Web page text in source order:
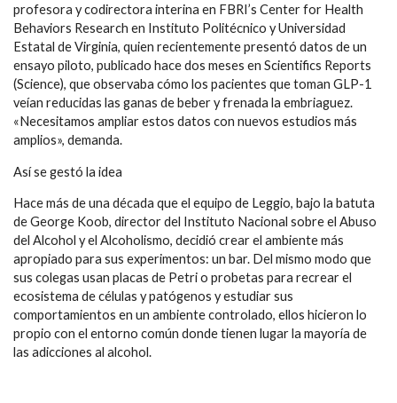
profesora y codirectora interina en FBRI’s Center for Health
Behaviors Research en Instituto Politécnico y Universidad
Estatal de Virginia, quien recientemente presentó datos de un
ensayo piloto, publicado hace dos meses en Scientifics Reports
(Science), que observaba cómo los pacientes que toman GLP-1
veían reducidas las ganas de beber y frenada la embriaguez.
«Necesitamos ampliar estos datos con nuevos estudios más
amplios», demanda.
Así se gestó la idea
Hace más de una década que el equipo de Leggio, bajo la batuta
de George Koob, director del Instituto Nacional sobre el Abuso
del Alcohol y el Alcoholismo, decidió crear el ambiente más
apropiado para sus experimentos: un bar. Del mismo modo que
sus colegas usan placas de Petri o probetas para recrear el
ecosistema de células y patógenos y estudiar sus
comportamientos en un ambiente controlado, ellos hicieron lo
propio con el entorno común donde tienen lugar la mayoría de
las adicciones al alcohol.